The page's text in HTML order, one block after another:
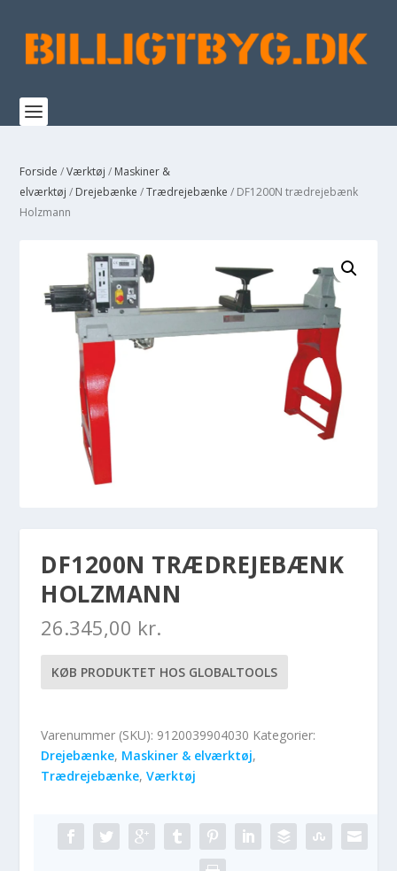
Forside /Værktøj / Maskiner &
elværktøj / Drejebænke /Trædrejebænke / DF1200N trædrejebænk
Holzmann
DF1200N TRÆDREJEBÆNK
HOLZMANN
26.345,00 kr.
KØB PRODUKTET HOS GLOBALTOOLS
Varenummer (SKU): 9120039904030 Kategorier:
Drejebænke, Maskiner & elværktøj,
Trædrejebænke,Værktøj